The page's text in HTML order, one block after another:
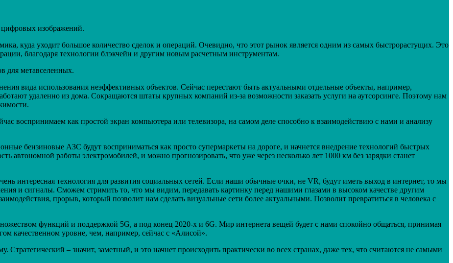
изображений.
куда уходит большое количество сделок и операций. Очевидно, что этот рынок является одним из самых быстрорастущих. Это
благодаря технологии блэкчейн и другим новым расчетным инструментам.
для метавселенных.
вида использования неэффективных объектов. Сейчас перестают быть актуальными отдельные объекты, например,
удаленно из дома. Сокращаются штаты крупных компаний из-за возможности заказать услуги на аутсорсинге. Поэтому нам
воспринимаем как простой экран компьютера или телевизора, на самом деле способно к взаимодействию с нами и анализу
бензиновые АЗС будут восприниматься как просто супермаркеты на дороге, и начнется внедрение технологий быстрых
автономной работы электромобилей, и можно прогнозировать, что уже через несколько лет 1000 км без зарядки станет
интересная технология для развития социальных сетей. Если наши обычные очки, не VR, будут иметь выход в интернет, то мы
и сигналы. Сможем стримить то, что мы видим, передавать картинку перед нашими глазами в высоком качестве другим
прорыв, который позволит нам сделать визуальные сети более актуальными. Позволит превратиться в человека с
функций и поддержкой 5G, а под конец 2020-х и 6G. Мир интернета вещей будет с нами спокойно общаться, принимая
качественном уровне, чем, например, сейчас с «Алисой».
Стратегический – значит, заметный, и это начнет происходить практически во всех странах, даже тех, что считаются не самыми